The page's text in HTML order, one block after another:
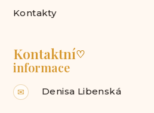
Kontakty
Kontaktní♡
informace
✉ Denisa Libenská